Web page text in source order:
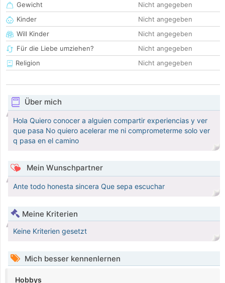
Gewicht
Nicht angegeben
Kinder
Nicht angegeben
Will Kinder
Nicht angegeben
Für die Liebe umziehen?
Nicht angegeben
Religion
Nicht angegeben
Über mich
Hola Quiero conocer a alguien compartir experiencias y ver
que pasa No quiero acelerar me ni comprometerme solo ver
q pasa en el camino
Mein Wunschpartner
Ante todo honesta sincera Que sepa escuchar
Meine Kriterien
Keine Kriterien gesetzt
Mich besser kennenlernen
Hobbys